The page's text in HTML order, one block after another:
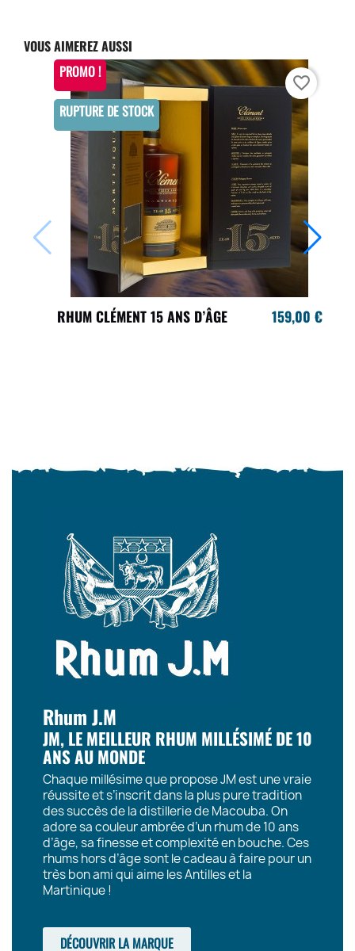
VOUS AIMEREZ AUSSI
RHUM CLÉMENT 15 ANS D’ÂGE 159,00 €
PROMO !
RUPTURE DE STOCK
favorite_border
Rhum J.M
JM, LE MEILLEUR RHUM MILLÉSIMÉ DE 10
ANS AU MONDE
Chaque millésime que propose JM est une vraie
réussite et s’inscrit dans la plus pure tradition
des succès de la distillerie de Macouba. On
adore sa couleur ambrée d’un rhum de 10 ans
d’âge, sa finesse et complexité en bouche. Ces
rhums hors d’âge sont le cadeau à faire pour un
très bon ami qui aime les Antilles et la
Martinique !
DÉCOUVRIR LA MARQUE